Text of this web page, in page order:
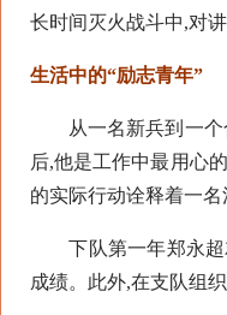
长时间灭火战斗中,对
生活中的“励志青年”
从一名新兵到一个合
后,他是工作中最用心
的实际行动诠释着一名
下队第一年郑永超
成绩。此外,在支队组